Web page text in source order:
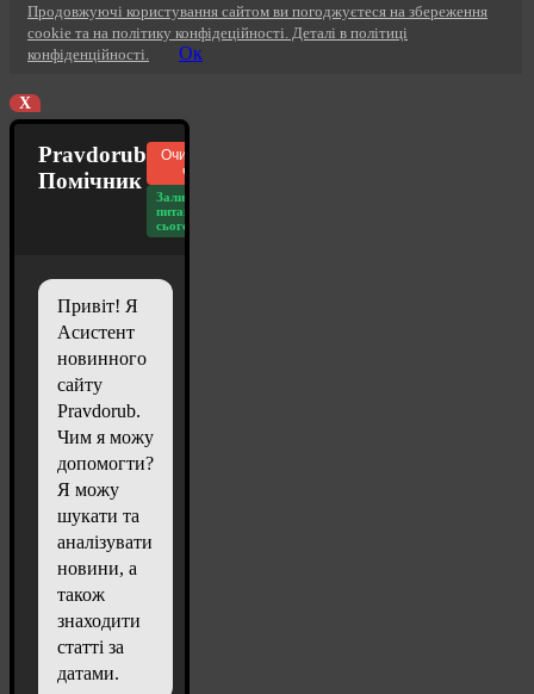
Продовжуючі користування сайтом ви погоджуєтеся на збереження
cookie та на політику конфідеційності. Деталі в політиці
конфіденційності.
Ок
X
Pravdorub
Помічник
Очистити
чат
Залишилось
питань
сьогодні: 20
Привіт! Я
Асистент
новинного
сайту
Pravdorub.
Чим я можу
допомогти?
Я можу
шукати та
аналізувати
новини, а
також
знаходити
статті за
датами.